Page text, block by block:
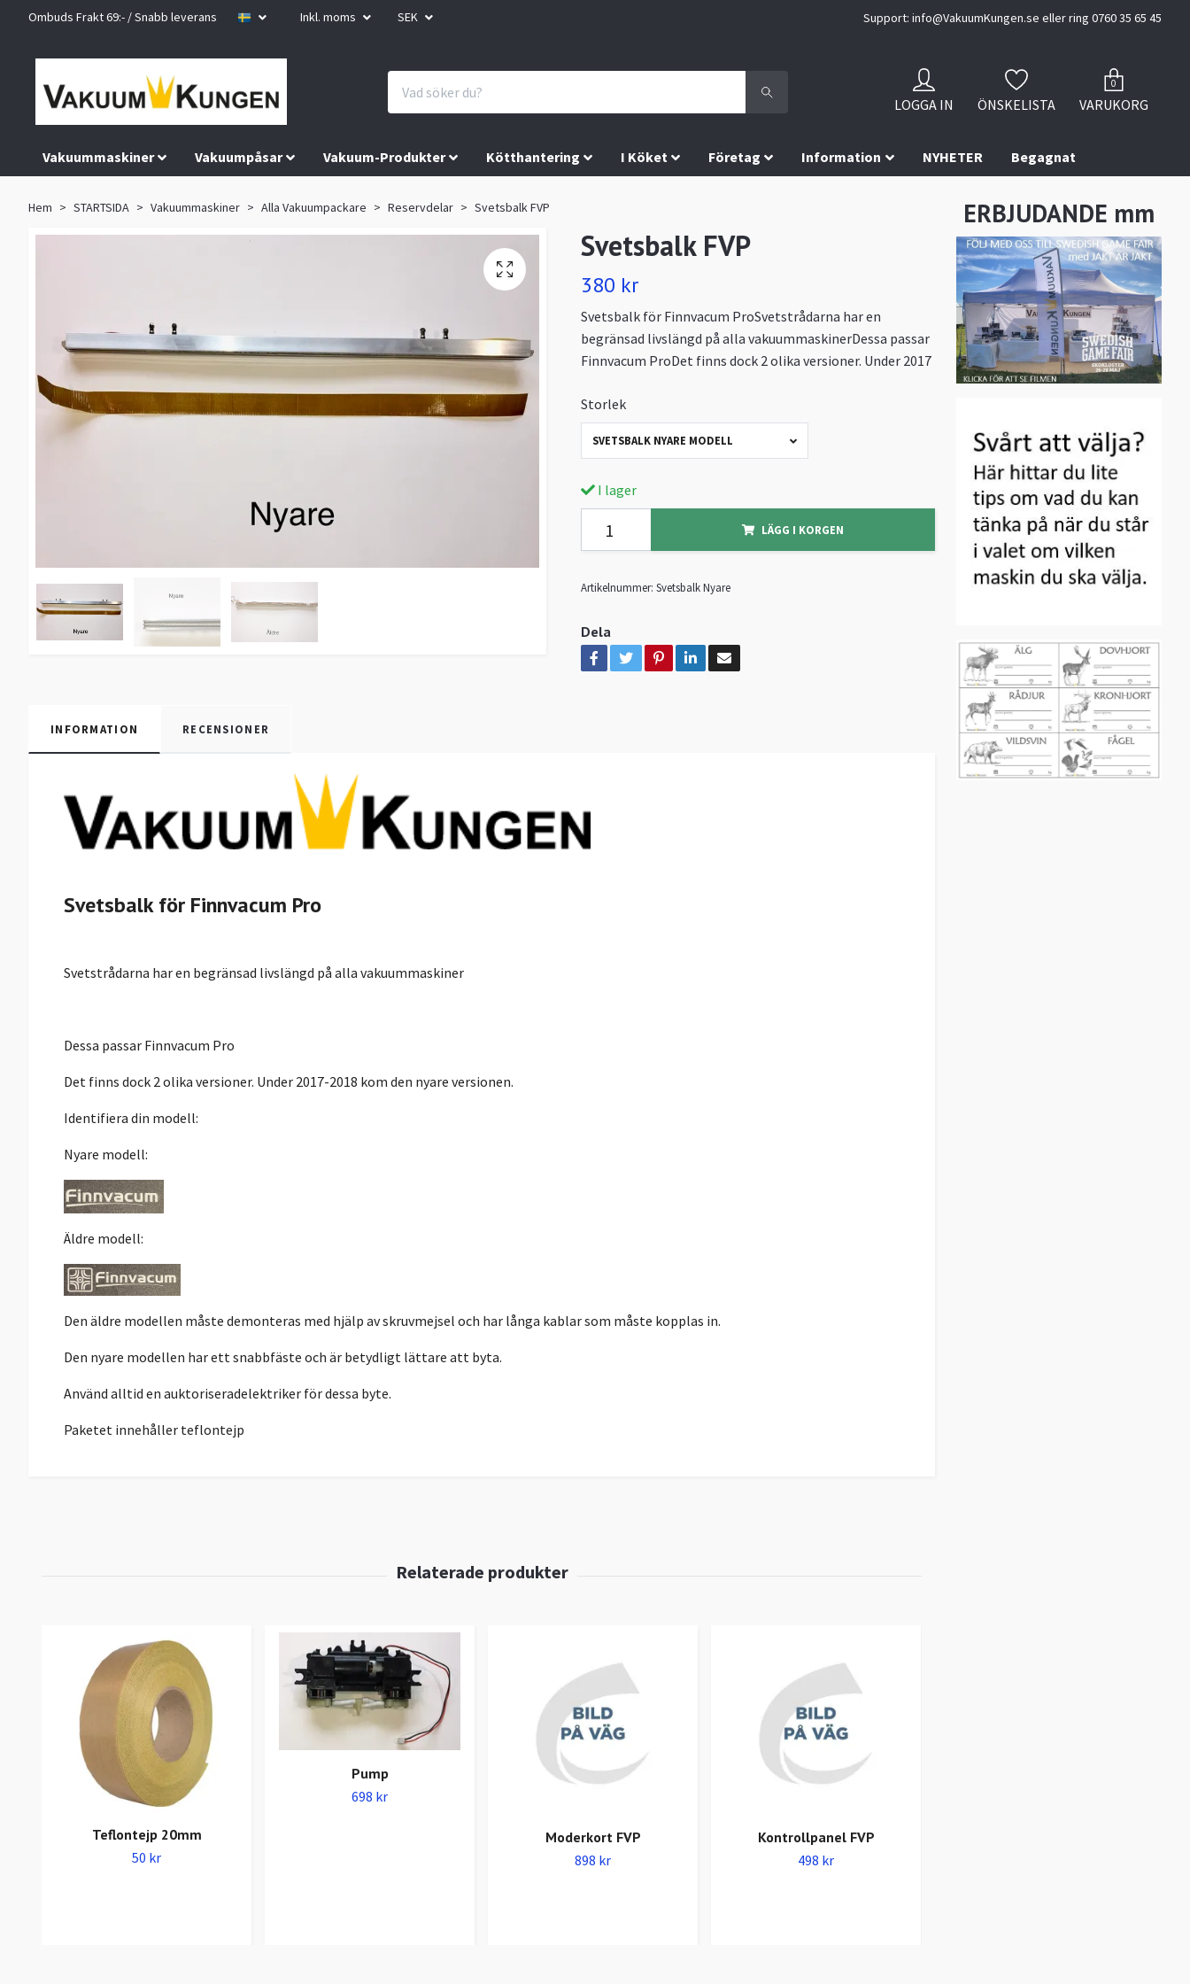
Ombuds Frakt 69:- / Snabb leverans Inkl. moms SEK Support: info@VakuumKungen.se eller ring 0760 35 65 45
LOGGA IN ÖNSKELISTA
0
VARUKORG
Vakuummaskiner Vakuumpåsar Vakuum-Produkter Kötthantering I Köket Företag Information NYHETER Begagnat
ERBJUDANDE mm
Hem STARTSIDA Vakuummaskiner Alla Vakuumpackare Reservdelar Svetsbalk FVP
Svetsbalk FVP
380 kr
Svetsbalk för Finnvacum ProSvetstrådarna har en
begränsad livslängd på alla vakuummaskinerDessa passar
Finnvacum ProDet finns dock 2 olika versioner. Under 2017
Storlek
SVETSBALK NYARE MODELL
I lager
LÄGG I KORGEN
Artikelnummer: Svetsbalk Nyare
Dela
INFORMATION RECENSIONER
Svetsbalk för Finnvacum Pro
Svetstrådarna har en begränsad livslängd på alla vakuummaskiner
Dessa passar Finnvacum Pro
Det finns dock 2 olika versioner. Under 2017-2018 kom den nyare versionen.
Identifiera din modell:
Nyare modell:
Äldre modell:
Den äldre modellen måste demonteras med hjälp av skruvmejsel och har långa kablar som måste kopplas in.
Den nyare modellen har ett snabbfäste och är betydligt lättare att byta.
Använd alltid en auktoriseradelektriker för dessa byte.
Paketet innehåller teflontejp
Teflontejp 20mm
50 kr
Pump
698 kr
Moderkort FVP
898 kr
Kontrollpanel FVP
498 kr